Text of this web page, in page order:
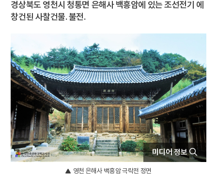
9 발전소
10 병인양요
2 소포유고
3 갈보
4 계엄
5 김치
남산
7 만파식적 설화
8 박상진
9 발전소
병인양요
경상북도 영천시 청통면 은해사 백흥암에 있는 조선전기 에
창건된 사찰건물. 불전.
미디어 정보
영천 은해사 백흥암 극락전 정면